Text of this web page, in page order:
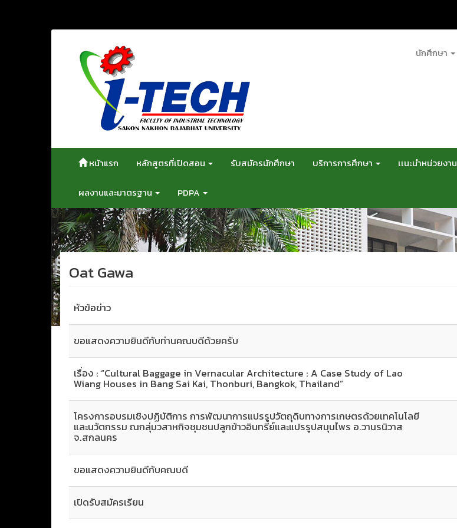
เนื้อหา
นักศึกษา
หน้าแรก หลักสูตรที่เปิดสอน รับสมัครนักศึกษา บริการการศึกษา เเนะนำหน่วยงาน
ผลงานและมาตรฐาน PDPA
Oat Gawa
หัวข้อข่าว
ขอแสดงความยินดีกับท่านคณบดีด้วยครับ
เรื่อง : “Cultural Baggage in Vernacular Architecture : A Case Study of Lao
Wiang Houses in Bang Sai Kai, Thonburi, Bangkok, Thailand”
โครงการอบรมเชิงปฏิบัติการ การพัฒนาการแปรรูปวัตถุดิบทางการเกษตรด้วยเทคโนโลยี
และนวัตกรรม ณกลุ่มวสาหกิจชุมชนปลูกข้าวอินทรีย์และแปรรูปสมุนไพร อ.วานรนิวาส
จ.สกลนคร
ขอแสดงความยินดีกับคณบดี
เปิดรับสมัครเรียน